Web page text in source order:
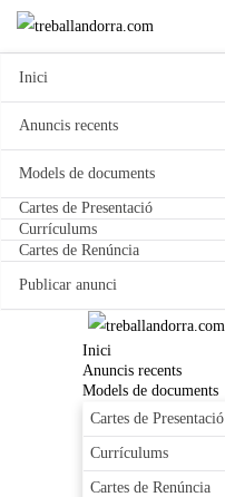
Inici
Anuncis recents
Models de documents
Cartes de Presentació
Currículums
Cartes de Renúncia
Publicar anunci
Inici
Anuncis recents
Models de documents
Cartes de Presentació
Currículums
Cartes de Renúncia